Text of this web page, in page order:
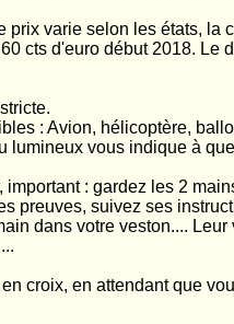
varie selon les états, la
cts d'euro début 2018. Le
: Avion, hélicoptère,
lumineux vous indique à
: gardez les 2
preuves, suivez ses
dans votre veston....
croix, en attendant que